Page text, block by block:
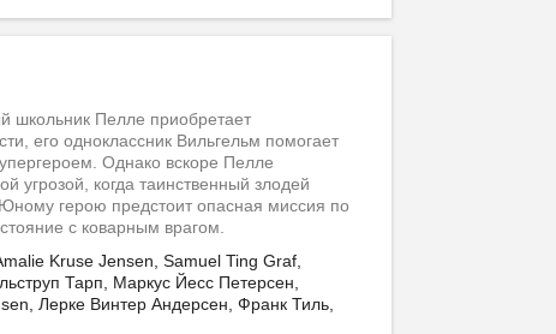
школьник Пелле приобретает
его одноклассник Вильгельм помогает
Однако вскоре Пелле
угрозой, когда таинственный злодей
герою предстоит опасная миссия по
с коварным врагом.
Kruse Jensen, Samuel Ting Graf,
Тарп, Маркус Йесс Петерсен,
Лерке Винтер Андерсен, Франк Тиль,